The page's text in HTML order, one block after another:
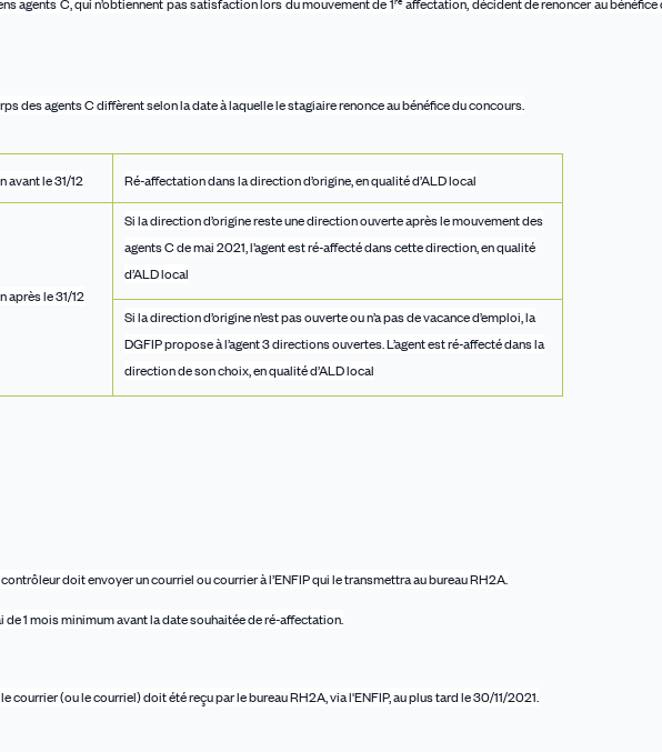
agents C, qui n’obtiennent pas satisfaction lors du mouvement de1
affectation, décident de renoncer au
des agents C diffèrent selon la date à laquelle le stagiaire renonce au bénéfice du concours.
avant le 31/12 Ré-affectation dans la direction d’origine, en qualité d’ALD local
après le 31/12
Si la direction d’origine reste une direction ouverte après le mouvement des
agents C de mai 2021, l’agent est ré-affecté dans cette direction, en qualité
d’ALD local
Si la direction d’origine n’est pas ouverte ou n’a pas de vacance d’emploi, la
DGFIP propose à l’agent 3 directions ouvertes. L’agent est ré-affecté dans la
direction de son choix, en qualité d’ALD local
doit envoyer un courriel ou courrier à l’ENFIP qui le transmettra au bureau RH2A.
1 mois minimum avant la date souhaitée de ré-affectation.
courrier (ou le courriel) doit été reçu par le bureau RH2A, via l'ENFIP, au plus tard le 30/11/2021.